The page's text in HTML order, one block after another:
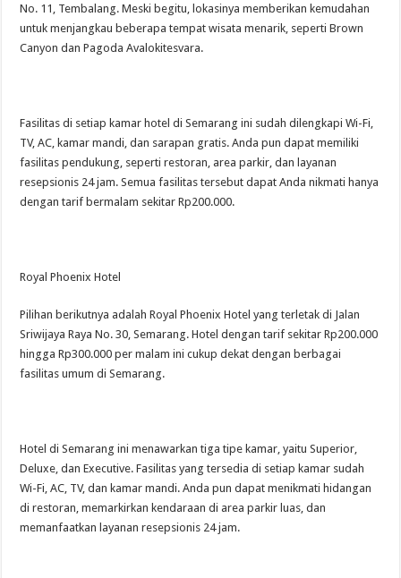
No. 11, Tembalang. Meski begitu, lokasinya memberikan kemudahan
untuk menjangkau beberapa tempat wisata menarik, seperti Brown
Canyon dan Pagoda Avalokitesvara.
Fasilitas di setiap kamar hotel di Semarang ini sudah dilengkapi Wi-Fi,
TV, AC, kamar mandi, dan sarapan gratis. Anda pun dapat memiliki
fasilitas pendukung, seperti restoran, area parkir, dan layanan
resepsionis 24 jam. Semua fasilitas tersebut dapat Anda nikmati hanya
dengan tarif bermalam sekitar Rp200.000.
Royal Phoenix Hotel
Pilihan berikutnya adalah Royal Phoenix Hotel yang terletak di Jalan
Sriwijaya Raya No. 30, Semarang. Hotel dengan tarif sekitar Rp200.000
hingga Rp300.000 per malam ini cukup dekat dengan berbagai
fasilitas umum di Semarang.
Hotel di Semarang ini menawarkan tiga tipe kamar, yaitu Superior,
Deluxe, dan Executive. Fasilitas yang tersedia di setiap kamar sudah
Wi-Fi, AC, TV, dan kamar mandi. Anda pun dapat menikmati hidangan
di restoran, memarkirkan kendaraan di area parkir luas, dan
memanfaatkan layanan resepsionis 24 jam.